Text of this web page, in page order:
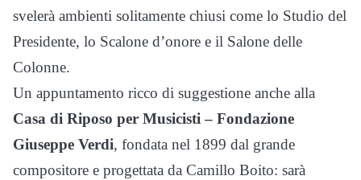
svelerà ambienti solitamente chiusi come lo Studio del
Presidente, lo Scalone d’onore e il Salone delle
Colonne.
Un appuntamento ricco di suggestione anche alla
Casa di Riposo per Musicisti – Fondazione
Giuseppe Verdi, fondata nel 1899 dal grande
compositore e progettata da Camillo Boito: sarà